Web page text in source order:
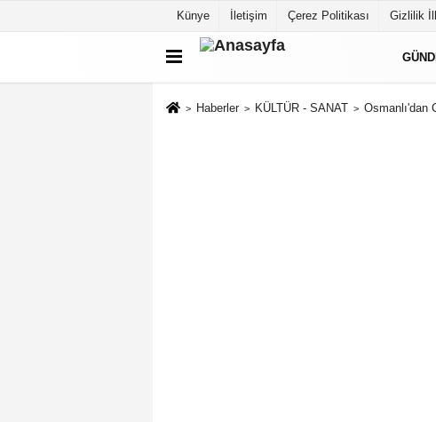
Künye İletişim Çerez Politikası Gizlilik
Haberler KÜLTÜR - SANAT Osmanlı'dan